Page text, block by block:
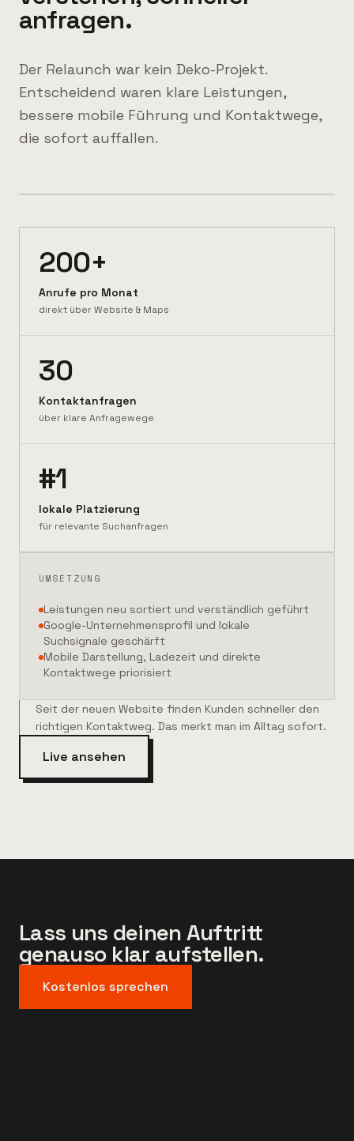
anfragen.
Der Relaunch war kein Deko-Projekt.
Entscheidend waren klare Leistungen,
bessere mobile Führung und Kontaktwege,
die sofort auffallen.
200+
Anrufe pro Monat
direkt über Website & Maps
30
Kontaktanfragen
über klare Anfragewege
#1
lokale Platzierung
für relevante Suchanfragen
UMSETZUNG
Leistungen neu sortiert und verständlich geführt
Google-Unternehmensprofil und lokale
Suchsignale geschärft
Mobile Darstellung, Ladezeit und direkte
Kontaktwege priorisiert
Seit der neuen Website finden Kunden schneller den
richtigen Kontaktweg. Das merkt man im Alltag sofort.
Live ansehen
Lass uns deinen Auftritt
genauso klar aufstellen.
Kostenlos sprechen